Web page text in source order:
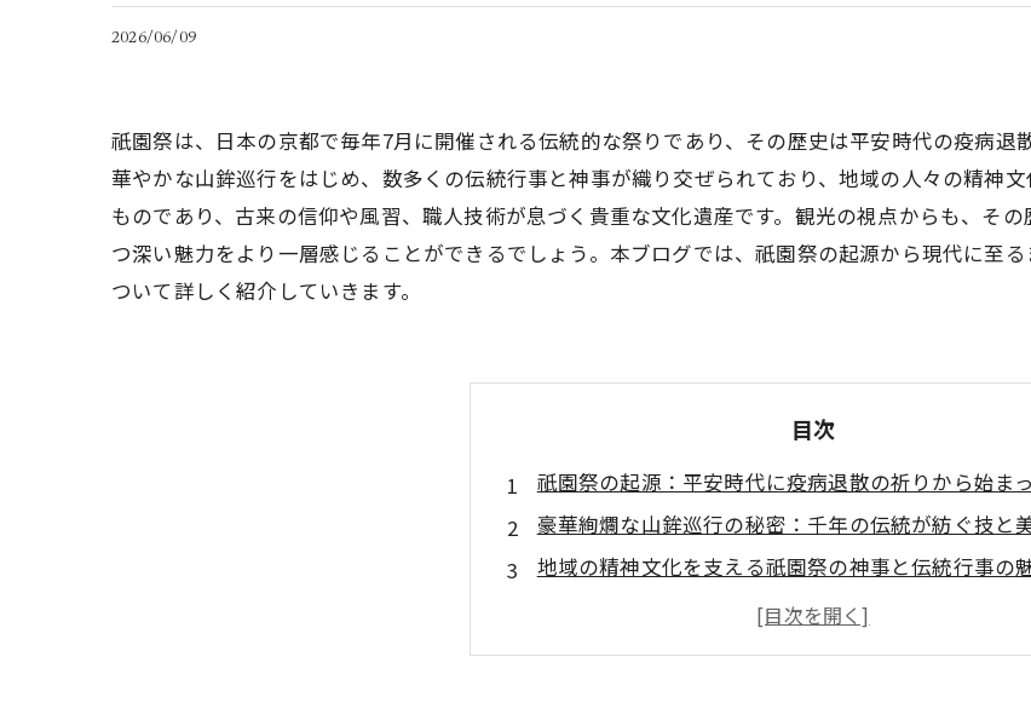
2026/06/09
祇園祭は、日本の京都で毎年7月に開催される伝統的な祭りであり、その歴史は平安時代の疫病退
華やかな山鉾巡行をはじめ、数多くの伝統行事と神事が織り交ぜられており、地域の人々の精神
ものであり、古来の信仰や風習、職人技術が息づく貴重な文化遺産です。観光の視点からも、そ
つ深い魅力をより一層感じることができるでしょう。本ブログでは、祇園祭の起源から現代に至
ついて詳しく紹介していきます。
目次
祇園祭の起源：平安時代に疫病退散の祈りから始ま
豪華絢爛な山鉾巡行の秘密：千年の伝統が紡ぐ技と
地域の精神文化を支える祇園祭の神事と伝統行事の
職人の技が息づく祇園祭：古来の風習と現代の融合
祇園祭が伝える歴史的文化遺産の価値と観光として